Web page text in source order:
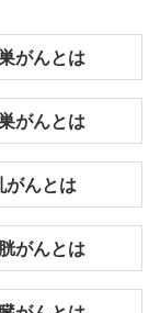
がんとは
がんとは
がんとは
がんとは